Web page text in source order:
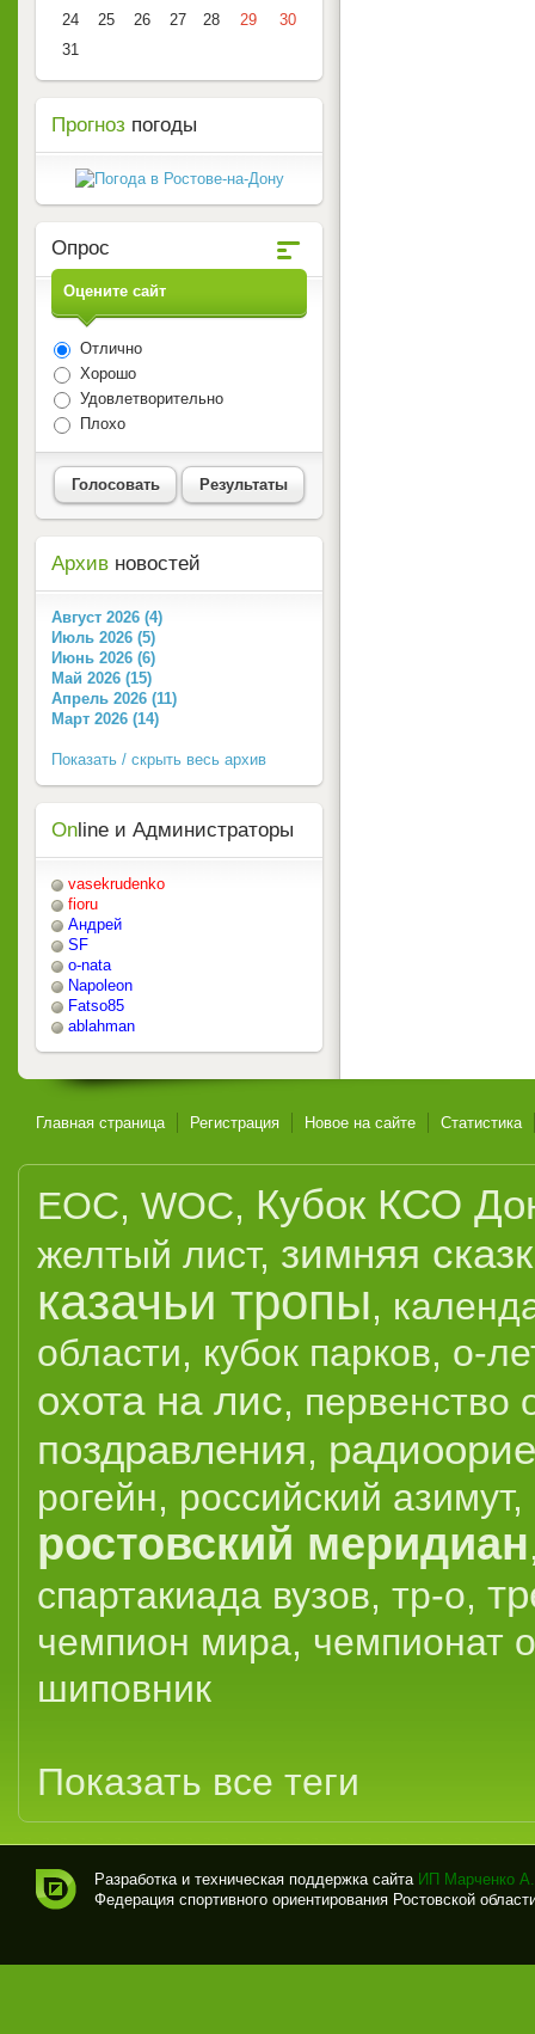
24
25 26 27 28 29
30
31
Прогноз погоды
Опрос
Оцените сайт
Отлично
Хорошо
Удовлетворительно
Плохо
Голосовать Результаты
Архив новостей
Август 2026 (4)
Июль 2026 (5)
Июнь 2026 (6)
Май 2026 (15)
Апрель 2026 (11)
Март 2026 (14)
Показать / скрыть весь архив
On line и Администраторы
vasekrudenko
fioru
Андрей
SF
o-nata
Napoleon
Fatso85
ablahman
Главная страница Регистрация Новое на сайте Статистика
EOC, WOC, Кубок КСО
желтый лист, зимняя
казачьи тропы,
области, кубок парков, о-
охота на лис, первенство
поздравления,
рогейн, российский азимут,
ростовский меридиан
спартакиада вузов, тр-о,
чемпион мира, чемпионат
шиповник
Показать все теги
вно
Разработка и техническая поддержка сайта ИП Марченко
Федерация спортивного ориентирования Ростовской